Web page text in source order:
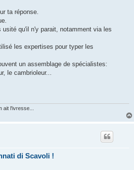
ta réponse.
qu'il n'y parait, notamment via les
les expertises pour typer les
un assemblage de spécialistes:
le cambrioleur...
ait l'ivresse...
di Scavoli !